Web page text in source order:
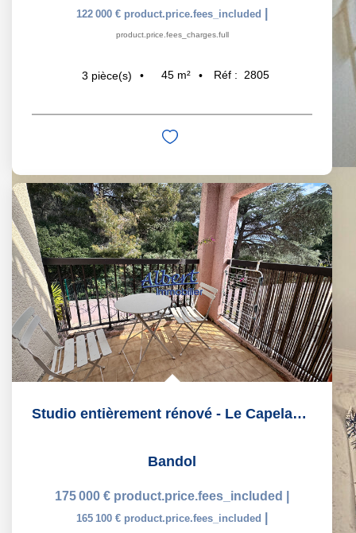
122 000 € product.price.fees_included
product.price.fees_charges.full
3 pièce(s) 45 m² Réf : 2805
Studio entièrement rénové - Le Capelan Bandol
Bandol
175 000 € product.price.fees_included
165 100 € product.price.fees_included